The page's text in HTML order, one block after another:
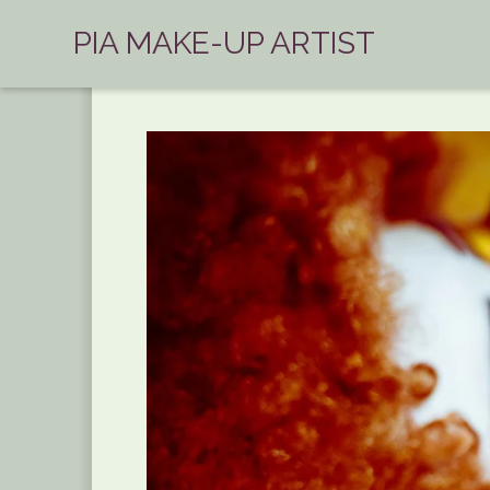
PIA MAKE-UP ARTIST